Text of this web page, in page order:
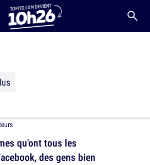
qu'ont tous les
des gens bien